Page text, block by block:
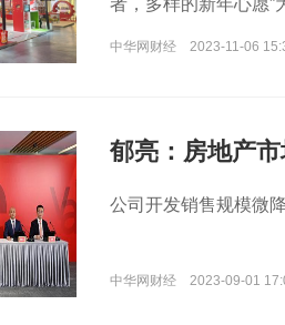
者，多样的新年心愿”
中华网财经 2023-11-06
郁亮：房地产
公司开发销售规模微
中华网财经 2023-09-01